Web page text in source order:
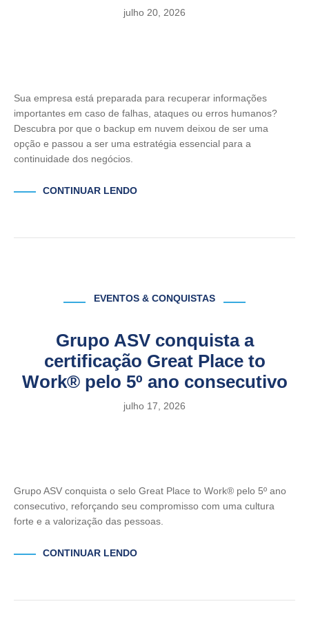
julho 20, 2026
Sua empresa está preparada para recuperar informações
importantes em caso de falhas, ataques ou erros humanos?
Descubra por que o backup em nuvem deixou de ser uma
opção e passou a ser uma estratégia essencial para a
continuidade dos negócios.
CONTINUAR LENDO
EVENTOS & CONQUISTAS
Grupo ASV conquista a
certificação Great Place to
Work® pelo 5º ano consecutivo
julho 17, 2026
Grupo ASV conquista o selo Great Place to Work® pelo 5º ano
consecutivo, reforçando seu compromisso com uma cultura
forte e a valorização das pessoas.
CONTINUAR LENDO